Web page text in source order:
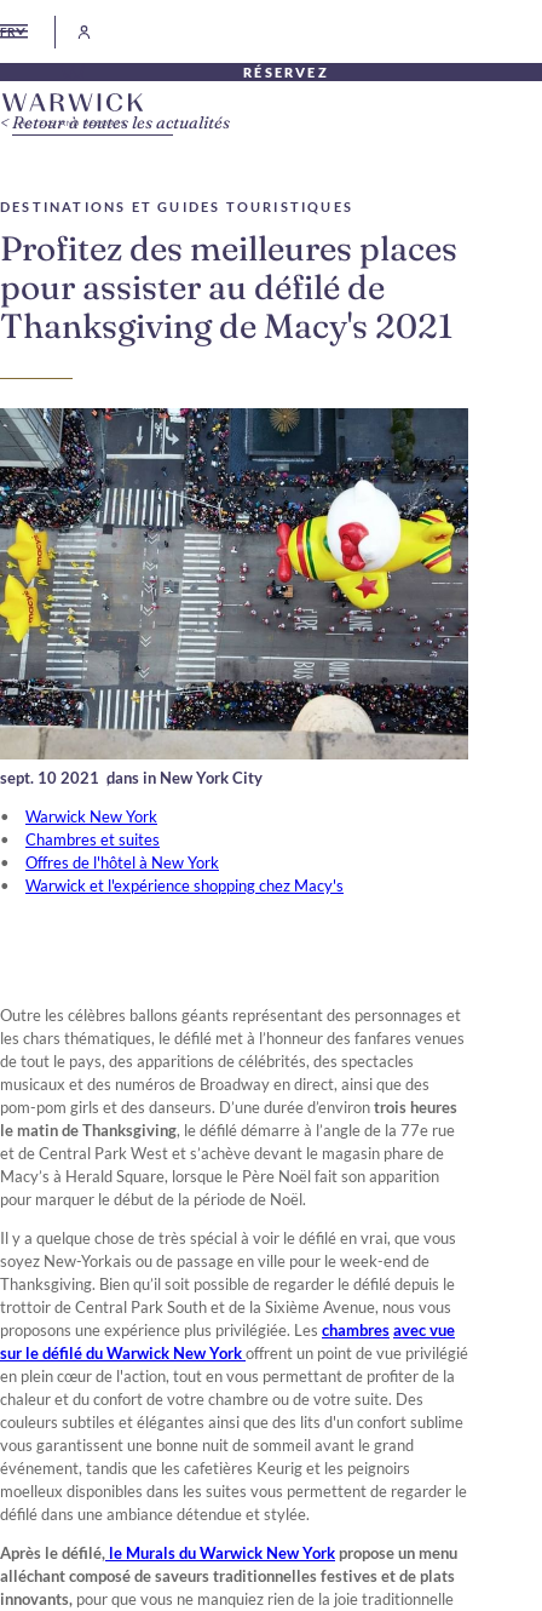
FR
RÉSERVEZ
DESTINATIONS ET GUIDES TOURISTIQUES
Profitez des meilleures places
pour assister au défilé de
Thanksgiving de Macy's 2021
sept. 10 2021 ,dans in New York City
Warwick New York
Chambres et suites
Offres de l'hôtel à New York
Warwick et l'expérience shopping chez Macy's
Retour à toutes les actualités
Outre les célèbres ballons géants représentant des personnages et
les chars thématiques, le défilé met à l’honneur des fanfares venues
de tout le pays, des apparitions de célébrités, des spectacles
musicaux et des numéros de Broadway en direct, ainsi que des
pom-pom girls et des danseurs. D’une durée d’environtrois heures
le matin de Thanksgiving, le défilé démarre à l’angle de la 77e rue
et de Central Park West et s’achève devant le magasin phare de
Macy’s à Herald Square, lorsque le Père Noël fait son apparition
pour marquer le début de la période de Noël.
Il y a quelque chose de très spécial à voir le défilé en vrai, que vous
soyez New-Yorkais ou de passage en ville pour le week-end de
Thanksgiving. Bien qu’il soit possible de regarder le défilé depuis le
trottoir de Central Park South et de la Sixième Avenue, nous vous
proposons une expérience plus privilégiée. Les chambresavec vue
sur le défilé du Warwick New Yorkoffrent un point de vue privilégié
en plein cœur de l'action, tout en vous permettant de profiter de la
chaleur et du confort de votre chambre ou de votre suite. Des
couleurs subtiles et élégantes ainsi que des lits d'un confort sublime
vous garantissent une bonne nuit de sommeil avant le grand
événement, tandis que les cafetières Keurig et les peignoirs
moelleux disponibles dans les suites vous permettent de regarder le
défilé dans une ambiance détendue et stylée.
Après le défilé, le Murals du Warwick New York propose un menu
alléchant composé de saveurs traditionnelles festives et de plats
innovants, pour que vous ne manquiez rien de la joie traditionnelle